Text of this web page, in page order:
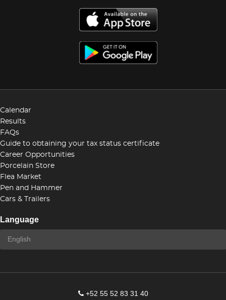
Calendar
Results
FAQs
Guide to obtaining your tax status certificate
Career Opportunities
Porcelain Store
Flea Market
Pen and Hammer
Cars & Trailers
Language
+52 55 52 83 31 40